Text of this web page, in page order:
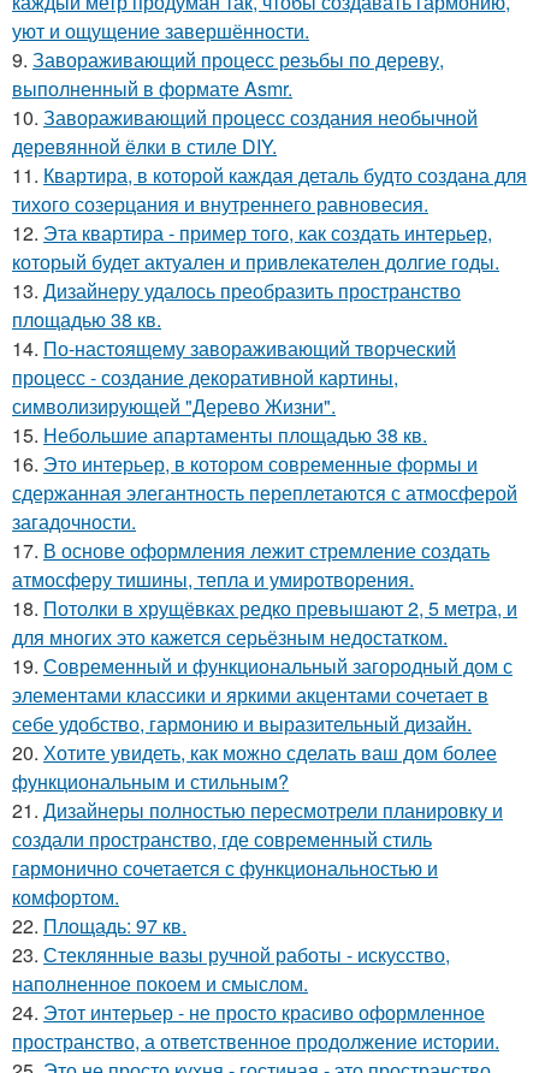
уют и ощущение завершённости.
9. Завораживающий процесс резьбы по дереву,
выполненный в формате Asmr.
10. Завораживающий процесс создания необычной
деревянной ёлки в стиле DIY.
11. Квартира, в которой каждая деталь будто создана для
тихого созерцания и внутреннего равновесия.
12. Эта квартира - пример того, как создать интерьер,
который будет актуален и привлекателен долгие годы.
13. Дизайнеру удалось преобразить пространство
площадью 38 кв.
14. По-настоящему завораживающий творческий
процесс - создание декоративной картины,
символизирующей "Дерево Жизни".
15. Небольшие апартаменты площадью 38 кв.
16. Это интерьер, в котором современные формы и
сдержанная элегантность переплетаются с атмосферой
загадочности.
17. В основе оформления лежит стремление создать
атмосферу тишины, тепла и умиротворения.
18. Потолки в хрущёвках редко превышают 2, 5 метра, и
для многих это кажется серьёзным недостатком.
19. Современный и функциональный загородный дом с
элементами классики и яркими акцентами сочетает в
себе удобство, гармонию и выразительный дизайн.
20. Хотите увидеть, как можно сделать ваш дом более
функциональным и стильным?
21. Дизайнеры полностью пересмотрели планировку и
создали пространство, где современный стиль
гармонично сочетается с функциональностью и
комфортом.
22. Площадь: 97 кв.
23. Стеклянные вазы ручной работы - искусство,
наполненное покоем и смыслом.
24. Этот интерьер - не просто красиво оформленное
пространство, а ответственное продолжение истории.